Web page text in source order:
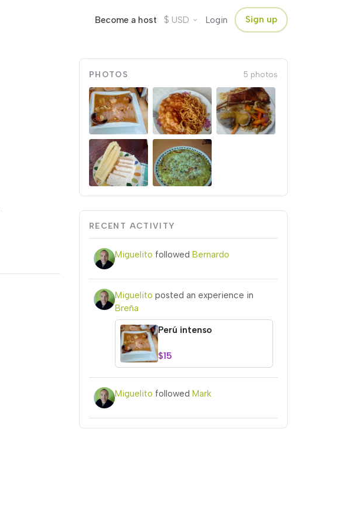
Become a host $ USD Login Sign up
PHOTOS 5 photos
RECENT ACTIVITY
Miguelito followed Bernardo
Miguelito posted an experience in
Breña
Perú intenso
$15
Miguelito followed Mark